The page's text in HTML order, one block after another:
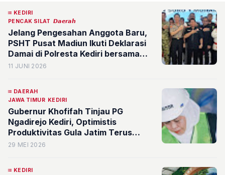
KEDIRI
PENCAK SILAT 𝘿𝙖𝙚𝙧𝙖𝙝
Jelang Pengesahan Anggota Baru,
PSHT Pusat Madiun Ikuti Deklarasi
Damai di Polresta Kediri bersama
Perguruan Silat se-Kediri Raya
11 JUNI 2026
DAERAH
JAWA TIMUR KEDIRI
Gubernur Khofifah Tinjau PG
Ngadirejo Kediri, Optimistis
Produktivitas Gula Jatim Terus
Meningkat dan Capai Target
29 MEI 2026
KEDIRI